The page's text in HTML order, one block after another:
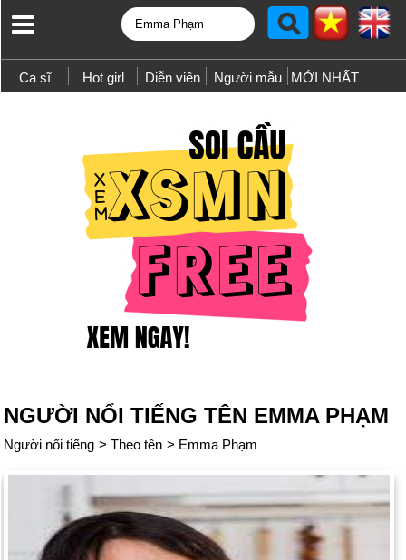
Ca sĩ Hot girl Diễn viên Người mẫu MỚI NHẤT
NGƯỜI NỔI TIẾNG TÊN EMMA PHẠM
Người nổi tiếng > Theo tên > Emma Phạm